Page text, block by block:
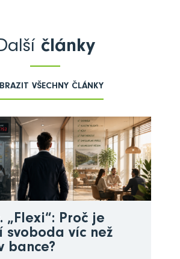
články
VŠECHNY ČLÁNKY
„Flexi“: Proč je
svoboda víc než
bance?